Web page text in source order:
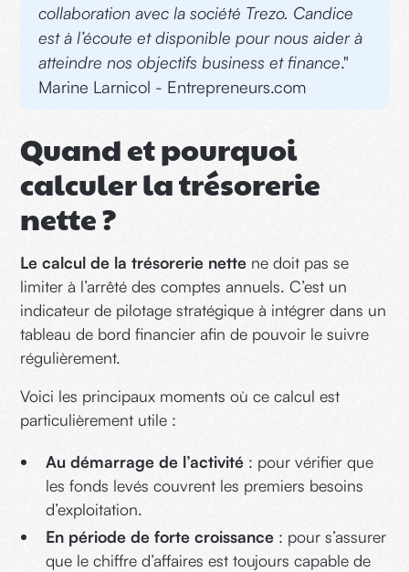
collaboration avec la société Trezo. Candice
est à l’écoute et disponible pour nous aider à
atteindre nos objectifs business et finance."
Marine Larnicol - Entrepreneurs.com
Quand et pourquoi
calculer la trésorerie
nette ?
Le calcul de la trésorerie nette ne doit pas se
limiter à l’arrêté des comptes annuels. C’est un
indicateur de pilotage stratégique à intégrer dans un
tableau de bord financier afin de pouvoir le suivre
régulièrement.
Voici les principaux moments où ce calcul est
particulièrement utile :
Au démarrage de l’activité : pour vérifier que
les fonds levés couvrent les premiers besoins
d’exploitation.
En période de forte croissance : pour s’assurer
que le chiffre d’affaires est toujours capable de